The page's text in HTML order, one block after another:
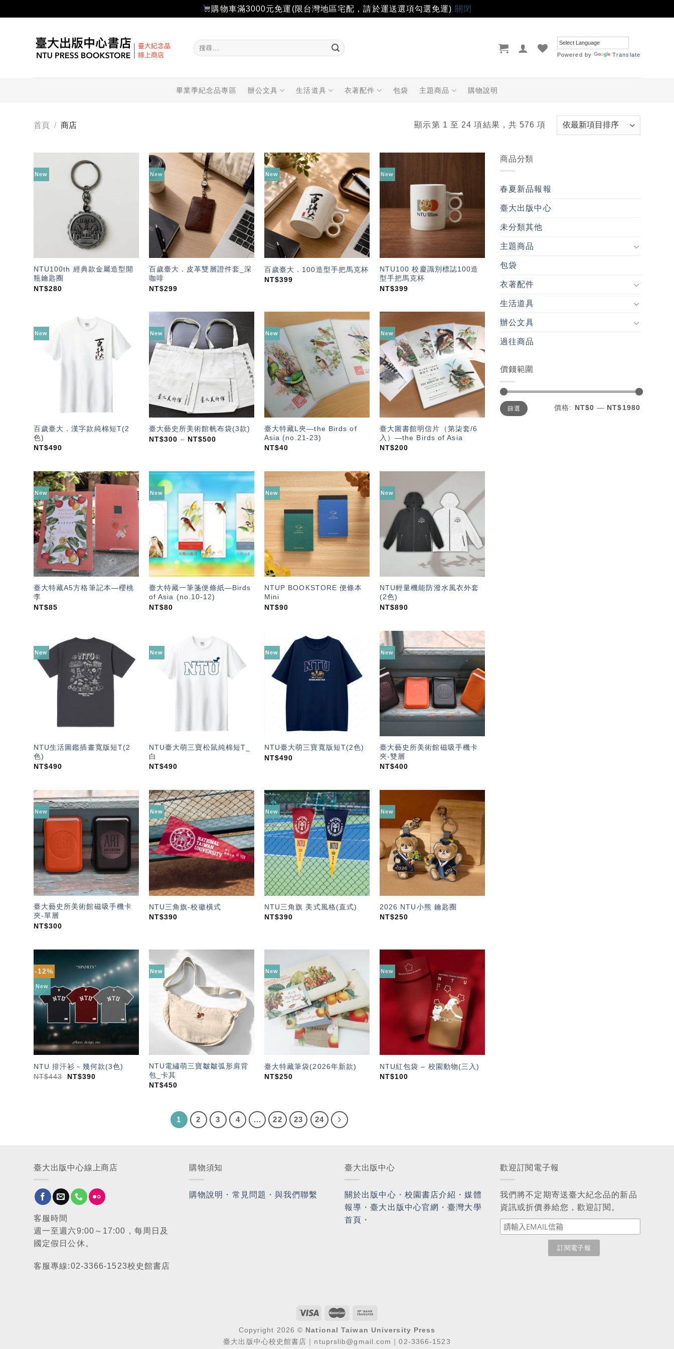
購物車滿3000元免運(限台灣地區宅配，請於運送選項勾選免運) 關閉
搜
尋
Powered by Translate
畢業季紀念品專區 辦公文具 生活道具 衣著配件 包袋 主題商品 購物說明
首頁 / 商店 顯示第 1 至 24 項結果，共 576 項
New
NTU100th 經典款金屬造型開
瓶鑰匙圈
NT$280
New
加入
「願
望輕
單」
百歲臺大．皮革雙層證件套_深
咖啡
NT$299
New
加入
「願
望輕
單」
百歲臺大．100造型手把馬克杯
NT$399
New
NTU100 校慶識別標誌100造
型手把馬克杯
NT$399
New
加入
「願
百歲臺大．漢字款純棉短T(2
色)
NT$490
New
加入
「願
望輕
單」
臺大藝史所美術館帆布袋(3款)
NT$300 – NT$500
New
加入
「願
望輕
單」
臺大特藏L夾—the Birds of
Asia (no.21-23)
NT$40
New
加入
「願
單」
臺大圖書館明信片（第柒套/6
入）—the Birds of Asia
NT$200
New
「願
望輕
單」
臺大特藏A5方格筆記本—櫻桃
李
NT$85
New
加入
「願
望輕
單」
臺大特藏一筆箋便條紙—Birds
of Asia (no.10-12)
NT$80
New
加入
單」
NTUP BOOKSTORE 便條本
Mini
NT$90
New
加入
「願
望輕
單」
NTU輕量機能防潑水風衣外套
(2色)
NT$890
New
加入
「願
望輕
單」
NTU生活圖鑑插畫寬版短T(2
色)
NT$490
New
加入
「願
NTU臺大萌三寶松鼠純棉短T_
白
NT$490
New
加入
「願
望輕
單」
NTU臺大萌三寶寬版短T(2色)
NT$490
New
加入
望輕
單」
臺大藝史所美術館磁吸手機卡
夾-雙層
NT$400
New
加入
望輕
單」
臺大藝史所美術館磁吸手機卡
夾-單層
NT$300
New
加入
「願
望輕
單」
NTU三角旗-校徽橫式
NT$390
New
加入
「願
望輕
單」
NTU三角旗 美式風格(直式)
NT$390
New
加入
單」
2026 NTU小熊 鑰匙圈
NT$250
-12%
New
望輕
單」
NTU 排汗衫－幾何款(3色)
NT$443 NT$390
New
「願
望輕
單」
NTU電繡萌三寶皺皺弧形肩背
包_卡其
NT$450
New
「願
望輕
單」
臺大特藏筆袋(2026年新款)
NT$250
New
加入
「願
望輕
單」
NTU紅包袋 – 校園動物(三入)
NT$100
1 2 3 4 ... 22 23 24
商品分類
春夏新品報報
臺大出版中心
未分類其他
主題商品
包袋
衣著配件
生活道具
辦公文具
過往商品
價錢範圍
最
低
價
最
高
價
篩選 價格: NT$0 — NT$1980
臺大出版中心線上商店
客服時間
週一至週六9:00～17:00，每周日及
國定假日公休。
客服專線:02-3366-1523校史館書店
購物須知
購物說明 ・ 常見問題 ・與我們聯繫
臺大出版中心
關於出版中心 ・ 校園書店介紹 ・媒體
報導 ・臺大出版中心官網 ・臺灣大學
首頁 ・
歡迎訂閱電子報
我們將不定期寄送臺大紀念品的新品
資訊或折價券給您，歡迎訂閱。
Copyright 2026 © National Taiwan University Press
臺大出版中心校史館書店｜ntuprslib@gmail.com｜02-3366-1523